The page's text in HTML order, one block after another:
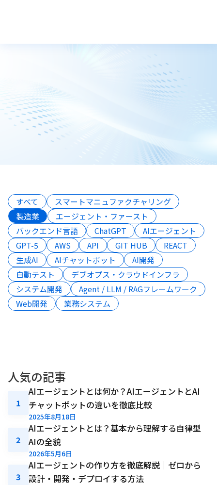
トップ
すべて
スマートマニュファクチャリング
製造業
エージェント・ファースト
バックエンド言語
ChatGPT
AIエージェント
GPT-5
AWS API GIT HUB
REACT
生成AI
AIチャットボット
AI開発
自動テスト
デブオプス・クラウドインフラ
システム開発
Agent / LLM / RAGフレームワーク
Web開発
業務システム
人気の記事
1
AIエージェントとは何か？AIエージェントとAI
チャットボットの違いを徹底比較
2025年8月18日
2
AIエージェントとは？基本から理解する自律型
AIの全貌
2026年5月6日
3
AIエージェントの作り方を徹底解説｜ゼロから
設計・開発・デプロイする方法